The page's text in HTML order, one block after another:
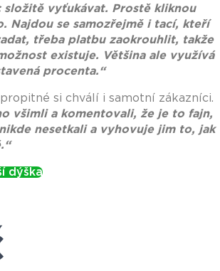
složitě vyťukávat. Prostě kliknou
Najdou se samozřejmě i tací, kteří
třeba platbu zaokrouhlit, takže
existuje. Většina ale využívá
procenta.“
si chválí i samotní zákazníci.
všimli a komentovali, že je to fajn,
nesetkali a vyhovuje jim to, jak
“
dýška